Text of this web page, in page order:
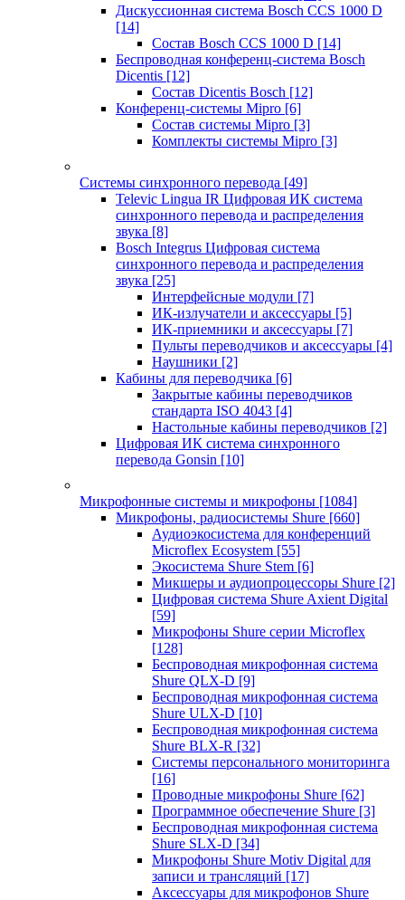
Дискуссионная система Bosch CCS 1000 D
[14]
Состав Bosch CCS 1000 D [14]
Беспроводная конференц-система Bosch
Dicentis [12]
Состав Dicentis Bosch [12]
Конференц-системы Mipro [6]
Состав системы Mipro [3]
Комплекты системы Mipro [3]
Системы синхронного перевода [49]
Televic Lingua IR Цифровая ИК система
синхронного перевода и распределения
звука [8]
Bosch Integrus Цифровая система
синхронного перевода и распределения
звука [25]
Интерфейсные модули [7]
ИК-излучатели и аксессуары [5]
ИК-приемники и аксессуары [7]
Пульты переводчиков и аксессуары [4]
Наушники [2]
Кабины для переводчика [6]
Закрытые кабины переводчиков
стандарта ISO 4043 [4]
Настольные кабины переводчиков [2]
Цифровая ИК система синхронного
перевода Gonsin [10]
Микрофонные системы и микрофоны [1084]
Микрофоны, радиосистемы Shure [660]
Аудиоэкосистема для конференций
Microflex Ecosystem [55]
Экосистема Shure Stem [6]
Микшеры и аудиопроцессоры Shure [2]
Цифровая система Shure Axient Digital
[59]
Микрофоны Shure серии Microflex
[128]
Беспроводная микрофонная система
Shure QLX-D [9]
Беспроводная микрофонная система
Shure ULX-D [10]
Беспроводная микрофонная система
Shure BLX-R [32]
Системы персонального мониторинга
[16]
Проводные микрофоны Shure [62]
Программное обеспечение Shure [3]
Беспроводная микрофонная система
Shure SLX-D [34]
Микрофоны Shure Motiv Digital для
записи и трансляций [17]
Аксессуары для микрофонов Shure